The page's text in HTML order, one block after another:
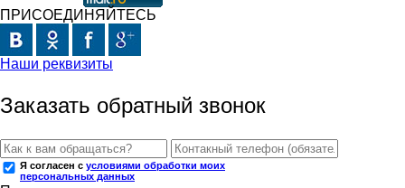
ПРИСОЕДИНЯЙТЕСЬ
Наши реквизиты
Заказать обратный звонок
Я согласен с условиями обработки моих
персональных данных